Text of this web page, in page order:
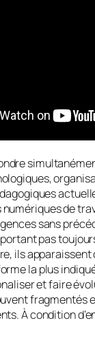
de
sans
pas
ils apparaissent
la plus
et faire
fragmentés
À condition